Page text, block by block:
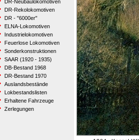
DR-Neubaulokomotiven
DR-Rekolokomotiven
DR - "6000er"
ELNA-Lokomotiven
Industrielokomotiven
Feuerlose Lokomotiven
Sonderkonstruktionen
SAAR (1920 - 1935)
DB-Bestand 1968
DR-Bestand 1970
Auslandsbestände
Lokbestandslisten
Erhaltene Fahrzeuge
Zerlegungen